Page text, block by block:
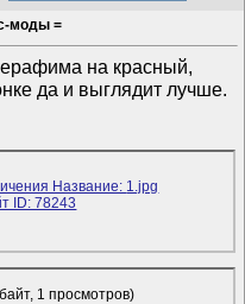
моды =
на красный,
да и выглядит лучше.
1 просмотров)